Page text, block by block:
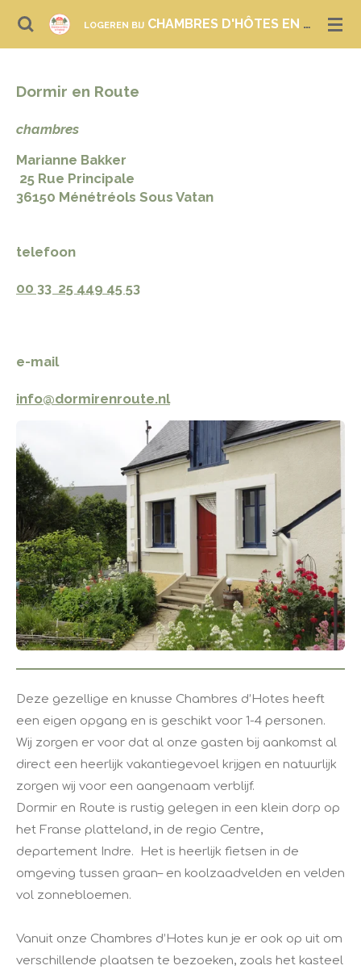
Ga
de
LOGEREN BIJ CHAMBRES D'HÔTES EN GITES IN FRANKRIJK
Dormir en Route
chambres
Marianne Bakker
25 Rue Principale
36150 Ménétréols Sous Vatan
telefoon
00 33 25 449 45 53
e-mail
info@dormirenroute.nl
Deze gezellige en knusse Chambres d’Hotes heeft
een eigen opgang en is geschikt voor 1-4 personen.
Wij zorgen er voor dat al onze gasten bij aankomst al
direct een heerlijk vakantiegevoel krijgen en natuurlijk
zorgen wij voor een aangenaam verblijf.
Dormir en Route is rustig gelegen in een klein dorp op
het Franse platteland, in de regio Centre,
departement Indre. Het is heerlijk fietsen in de
omgeving tussen graan– en koolzaadvelden en velden
vol zonnebloemen.
Vanuit onze Chambres d’Hotes kun je er ook op uit om
verschillende plaatsen te bezoeken, zoals het kasteel